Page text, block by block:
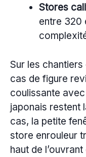
Stores
entre 320
Sur les
cas de figure
coulissante
japonais restent
cas, la petite
store enrouleur
haut de